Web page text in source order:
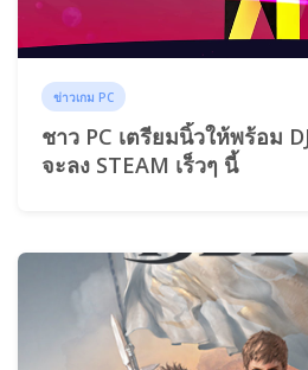
ข่าวเกม PC
ชาว PC เตรียมนิ้วให้พร้อม
จะลง STEAM เร็วๆ นี้